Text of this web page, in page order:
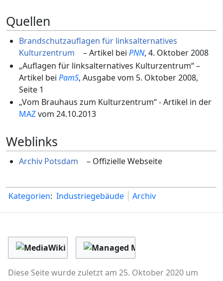
Quellen
Brandschutzauflagen für linksalternatives
Kulturzentrum
– Artikel bei PNN, 4. Oktober 2008
„Auflagen für linksalternatives Kulturzentrum“ –
Artikel bei PamS, Ausgabe vom 5. Oktober 2008,
Seite 1
„Vom Brauhaus zum Kulturzentrum“ - Artikel in der
MAZvom 24.10.2013
Weblinks
Archiv Potsdam – Offizielle Webseite
Kategorien: Industriegebäude Archiv
Diese Seite wurde zuletzt am 25. Oktober 2020 um